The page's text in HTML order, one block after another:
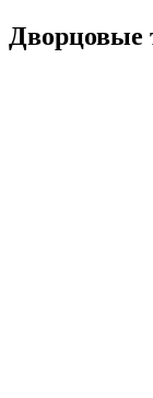
Дворцовые